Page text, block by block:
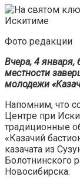
Фото редакции
Вчера, 4 января,
местности
молодежи
Напомним, что
Центре при
традиционные
«Казачий
казачата из
Болотнинского
Новосибирска.